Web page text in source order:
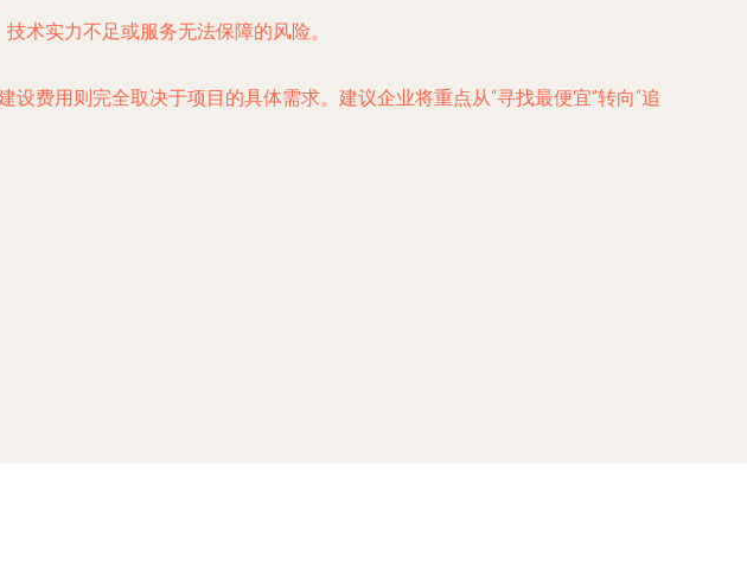
术实力不足或服务无法保障的风险。
费用则完全取决于项目的具体需求。建议企业将重点从“寻找最便宜”转向“追